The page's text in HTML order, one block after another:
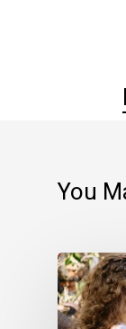
You